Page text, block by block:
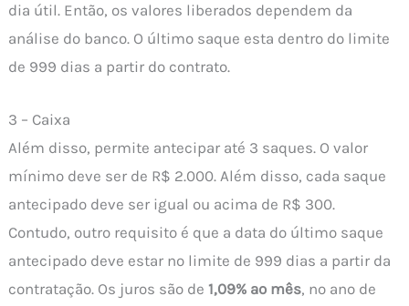
dia útil. Então, os valores liberados dependem da
análise do banco. O último saque esta dentro do limite
de 999 dias a partir do contrato.
3 – Caixa
Além disso, permite antecipar até 3 saques. O valor
mínimo deve ser de R$ 2.000. Além disso, cada saque
antecipado deve ser igual ou acima de R$ 300.
Contudo, outro requisito é que a data do último saque
antecipado deve estar no limite de 999 dias a partir da
contratação. Os juros são de 1,09% ao mês, no ano de